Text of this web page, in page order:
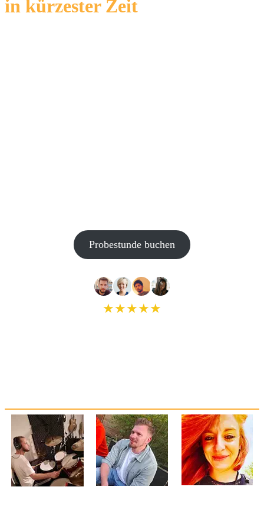
in kürzester Zeit
Probestunde buchen
★★★★★